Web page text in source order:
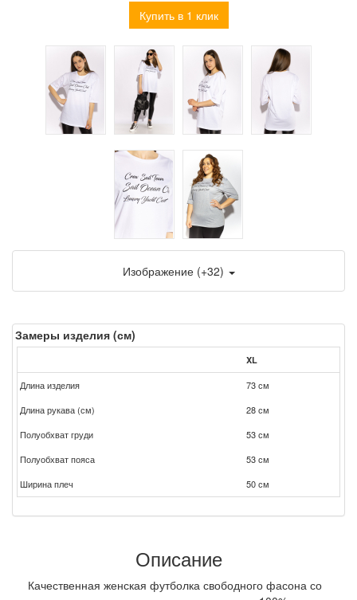
Купить в 1 клик
Изображение (+32)
Замеры изделия (см)
XL
Длина изделия
73 см
Длина рукава (см)
28 см
Полуобхват груди
53 см
Полуобхват пояса
53 см
Ширина плеч
50 см
Описание
Качественная женская футболка свободного фасона со